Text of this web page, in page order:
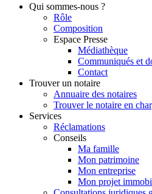
Qui sommes-nous ?
Rôle
Composition
Espace Presse
Médiathèque
Communiqués et
Contact
Trouver un notaire
Annuaire des notaires
Trouver le notaire en
Services
Réclamations
Conseils
Ma famille
Mon patrimoine
Mon entreprise
Mon projet